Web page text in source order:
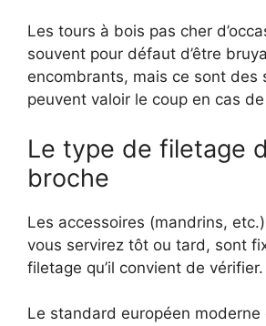
Les tours à bois pas cher
souvent pour défaut d’être
encombrants, mais ce sont des
peuvent valoir le coup en cas
Le type de filetage
broche
Les accessoires (mandrins,
vous servirez tôt ou tard, sont
filetage qu’il convient de vérifier.
Le standard européen